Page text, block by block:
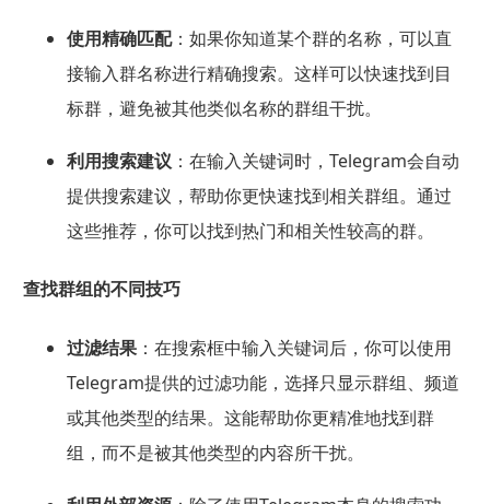
使用精确匹配：如果你知道某个群的名称，可以直
接输入群名称进行精确搜索。这样可以快速找到目
标群，避免被其他类似名称的群组干扰。
利用搜索建议 ：在输入关键词时，Telegram会自动
提供搜索建议，帮助你更快速找到相关群组。通过
这些推荐，你可以找到热门和相关性较高的群。
查找群组的不同技巧
过滤结果：在搜索框中输入关键词后，你可以使用
Telegram提供的过滤功能，选择只显示群组、频道
或其他类型的结果。这能帮助你更精准地找到群
组，而不是被其他类型的内容所干扰。